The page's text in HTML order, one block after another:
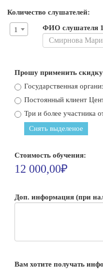
Количество слушателей:
1 ФИО слушателя
Прошу применить
Государственная
Постоянный клиент
Три и более участника
Снять выделеное
Стоимость обучения:
12 000,00₽
Доп. информация (при
Вам хотите получать